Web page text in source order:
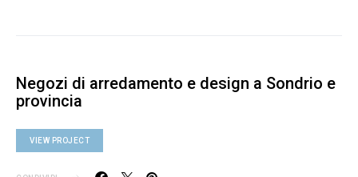
Negozi di arredamento e design a Sondrio e
provincia
VIEW PROJECT